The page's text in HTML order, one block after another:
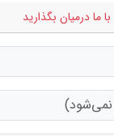
ما درمیان بگذارید